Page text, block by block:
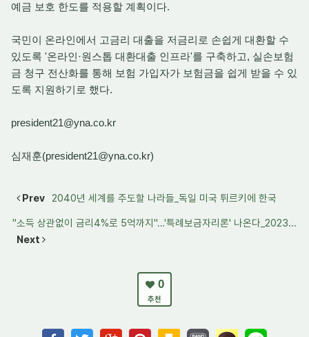
예금 보호 한도를 적용할 계획이다.
국민이 온라인에서 고금리 대출을 저금리로 손쉽게 대환할 수
있도록 '온라인·원스톱 대환대출 인프라'를 구축하고, 실손보험
금 청구 전산화를 통해 보험 가입자가 보험금을 쉽게 받을 수 있
도록 지원하기로 했다.
president21@yna.co.kr
심재훈(president21@yna.co.kr)
Prev 2040년 세계를 주도할 나라들_독일 미국 튀르키에 한국
"소득 상관없이 금리4%로 5억까지"…'특례보금자리론' 나온다_2023...
Next
0
추천